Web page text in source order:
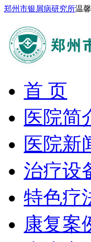
郑州市银屑病研究所温
首 页
医院简
医院新
治疗设
特色疗
康复案